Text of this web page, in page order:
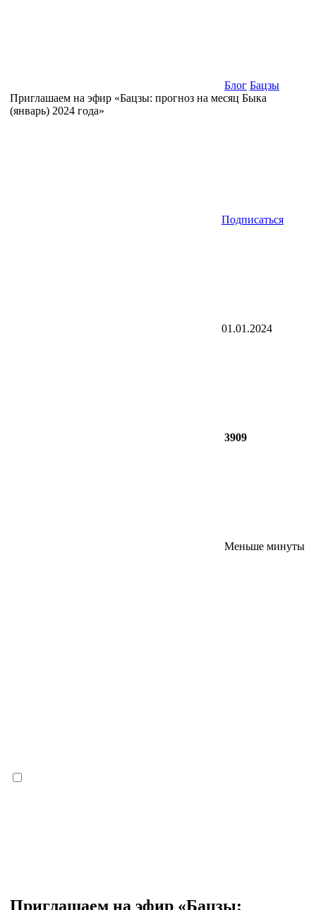
Блог Бацзы
Приглашаем на эфир «Бацзы: прогноз на месяц Быка
(январь) 2024 года»
Подписаться
01.01.2024
3909
Меньше минуты
Приглашаем на эфир «Бацзы: